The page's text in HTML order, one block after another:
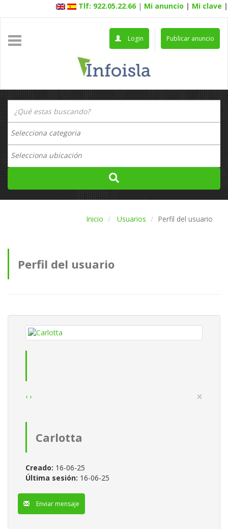
Tlf: 922.05.22.66 | Mi anuncio | Mi clave |
Publicar anuncio
Login
Inicio Usuarios Perfil del usuario
Perfil del usuario
‹ › ×
Carlotta
Creado: 16-06-25
Última sesión: 16-06-25
Enviar mensaje